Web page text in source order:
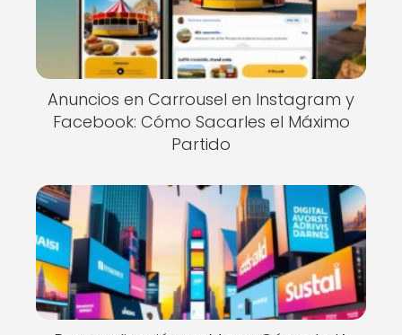
Anuncios en Carrousel en Instagram y
Facebook: Cómo Sacarles el Máximo
Partido